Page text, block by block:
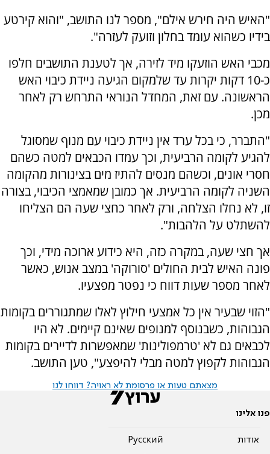
"האיש היה חירש אילם", מספר לנו התושב, "והוא קירטע
בידיו כשהוא עומד בחלון וזועק לעזרה".
מכבי האש הוזעקו מיד לזירה, אך לטענת התושבים חלפו
כ-10 דקות יקרות עד שלמקום הגיעה ניידת כיבוי האש
הראשונה. עם זאת, המחדל הנוראי התרחש רק לאחר
מכן.
"התברר, כי בכל ערד אין ניידת כיבוי עם מנוף שמסוגל
להגיע לקומה הרביעית, וכך עמדו הכבאים למטה כשהם
חסרי אונים, וכשהם מנסים להתיז מים בצינורות מהקומה
השניה לקומה הרביעית. אך כמובן שמאמצי הכיבוי, בצורה
זו, לא נחלו הצלחה, ורק לאחר כחצי שעה הם הצליחו
להשתלט על הלהבות".
אך חצי שעה, במקרה כזה, היא כידוע ארוכה מידי, וכך
פונה האיש לבית החולים 'סורוקה' במצב אנוש, כאשר
לאחר מספר שעות דווח כי נפטר מפצעיו.
"הזוי שבעיר אין כל אמצעי חילוץ לאלו שמתגוררים בקומות
הגבוהות, כשבנוסף למנופים שאינם קיימים. לא היו
לכבאים גם לא 'טרמפולינות' שמאפשרות לדיירים בקומות
הגבוהות לקפוץ למטה מבלי להיפצע", טען התושב.
מצאתם טעות או פרסומת לא ראויה? דווחו לנו
פנו אלינו
אודות
Pусский